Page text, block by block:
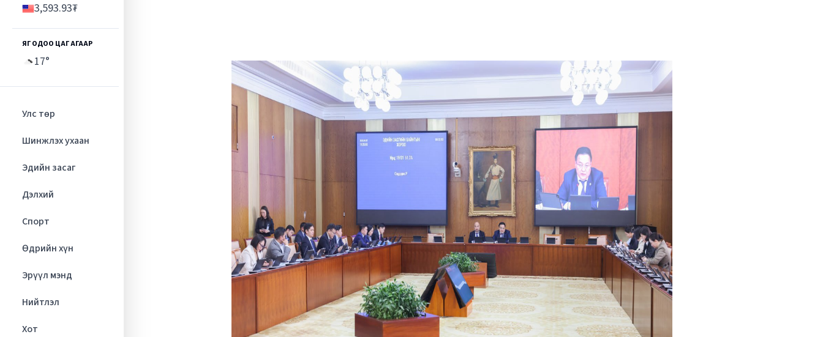
3,593.93₮
ЯГ ОДОО ЦАГ АГААР
17°
Улс төр
Шинжлэх ухаан
Эдийн засаг
Дэлхий
Спорт
Өдрийн хүн
Эрүүл мэнд
Нийтлэл
Хот